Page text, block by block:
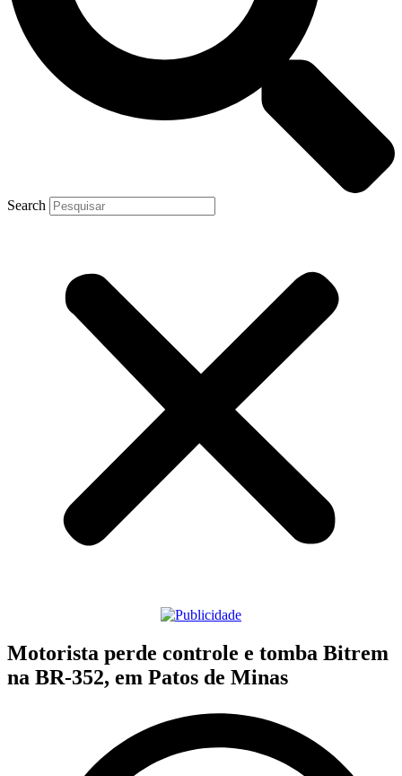
Search
Motorista perde controle e tomba Bitrem
na BR-352, em Patos de Minas